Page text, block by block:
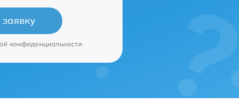
заявку
конфиденциальности